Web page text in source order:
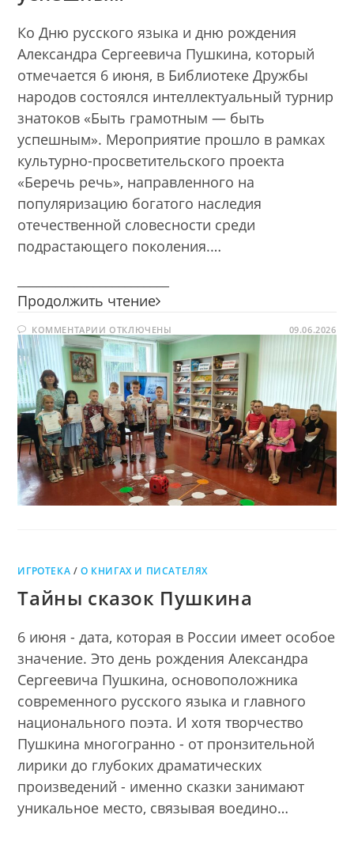
Ко Дню русского языка и дню рождения
Александра Сергеевича Пушкина, который
отмечается 6 июня, в Библиотеке Дружбы
народов состоялся интеллектуальный турнир
знатоков «Быть грамотным — быть
успешным». Мероприятие прошло в рамках
культурно-просветительского проекта
«Беречь речь», направленного на
популяризацию богатого наследия
отечественной словесности среди
подрастающего поколения.…
Продолжить чтение Быть
–
быть
успешным
КОММЕНТАРИИ К
ЗАПИСИ
БЫТЬ
ГРАМОТНЫМ
–
БЫТЬ
УСПЕШНЫМ
ОТКЛЮЧЕНЫ 09.06.2026
ИГРОТЕКА /О КНИГАХ И ПИСАТЕЛЯХ
Тайны сказок Пушкина
6 июня - дата, которая в России имеет особое
значение. Это день рождения Александра
Сергеевича Пушкина, основоположника
современного русского языка и главного
национального поэта. И хотя творчество
Пушкина многогранно - от пронзительной
лирики до глубоких драматических
произведений - именно сказки занимают
уникальное место, связывая воедино…